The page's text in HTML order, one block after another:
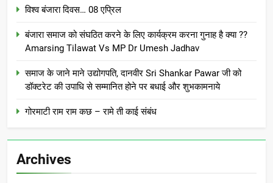
विश्व बंजारा दिवस… 08 एप्रिल
बंजारा समाज को संघठित करने के लिए कार्यक्रम करना गुनाह है क्या ??
Amarsing Tilawat Vs MP Dr Umesh Jadhav
समाज के जाने माने उद्योगपति, दानवीर Sri Shankar Pawar जी को
डॉक्टरेट की उपाधि से सम्मानित होने पर बधाई और शुभकामनाये
गोरमाटी राम राम कछ – रामे ती काई संबंध
Archives